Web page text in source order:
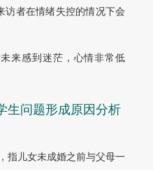
访者在情绪失控的情况下会
来感到迷茫，心情非常低
生问题形成原因分析
指儿女未成婚之前与父母一